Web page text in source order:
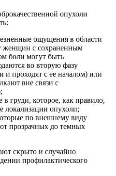
опухоли
ощущения в области
женщин с сохраненным
боли могут быть
во вторую фазу
и проходят с ее началом) или
вне связи с
в груди, которое, как правило,
локализации опухоли;
по внешнему виду
прозрачных до темных
скрыто и случайно
профилактического